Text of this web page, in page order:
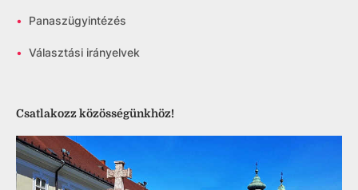
• Panaszügyintézés
• Választási irányelvek
Csatlakozz közösségünkhöz!